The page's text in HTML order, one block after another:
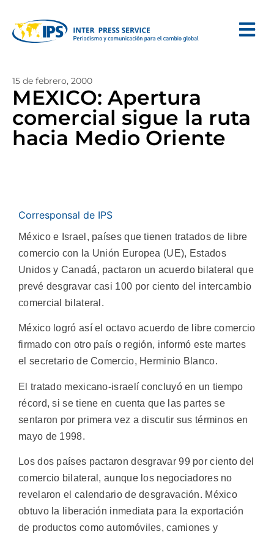
15 de febrero, 2000
MEXICO: Apertura
comercial sigue la ruta
hacia Medio Oriente
Corresponsal de IPS
México e Israel, países que tienen tratados de libre
comercio con la Unión Europea (UE), Estados
Unidos y Canadá, pactaron un acuerdo bilateral que
prevé desgravar casi 100 por ciento del intercambio
comercial bilateral.
México logró así el octavo acuerdo de libre comercio
firmado con otro país o región, informó este martes
el secretario de Comercio, Herminio Blanco.
El tratado mexicano-israelí concluyó en un tiempo
récord, si se tiene en cuenta que las partes se
sentaron por primera vez a discutir sus términos en
mayo de 1998.
Los dos países pactaron desgravar 99 por ciento del
comercio bilateral, aunque los negociadores no
revelaron el calendario de desgravación. México
obtuvo la liberación inmediata para la exportación
de productos como automóviles, camiones y